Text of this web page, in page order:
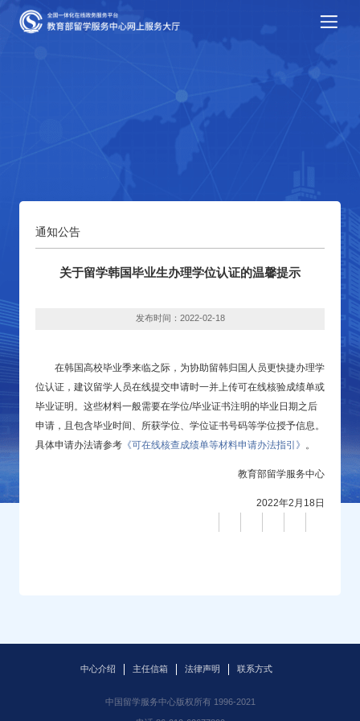
通知公告
关于留学韩国毕业生办理学位认证的温馨提示
发布时间：2022-02-18
在韩国高校毕业季来临之际，为协助留韩归国人员更快捷办理学
位认证，建议留学人员在线提交申请时一并上传可在线核验成绩单或
毕业证明。这些材料一般需要在学位/毕业证书注明的毕业日期之后
申请，且包含毕业时间、所获学位、学位证书号码等学位授予信息。
具体申请办法请参考 《可在线核查成绩单等材料申请办法指引》 。
教育部留学服务中心
2022年2月18日
中心介绍 主任信箱 法律声明 联系方式
中国留学服务中心版权所有 1996-2021